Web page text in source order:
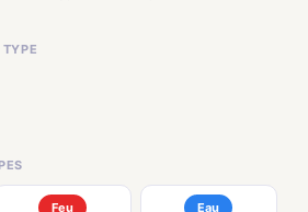
Feu Eau